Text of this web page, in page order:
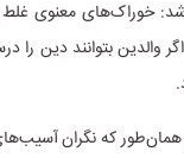
شد: خوراک‌های معنوی
والدین بتوانند دین را
همان‌طور که نگران